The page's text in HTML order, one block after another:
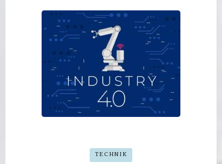
TECHNIK